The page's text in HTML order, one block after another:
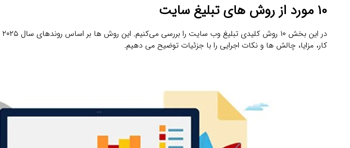
۱۰ مورد از روش های تبلیغ سایت
کار، مزایا، چالش‌ ها و نکات اجرایی را با جزئیات توضیح می ‌دهیم.